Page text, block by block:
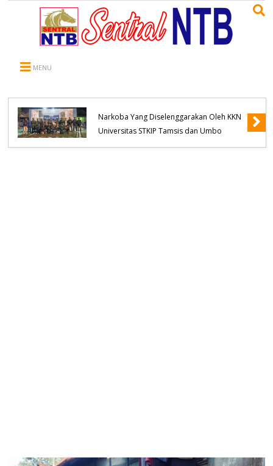
MENU
Satreskrim Polres Bima Kabupaten Olah
TKP, Pihak Keluarga Menolak Diautopsi